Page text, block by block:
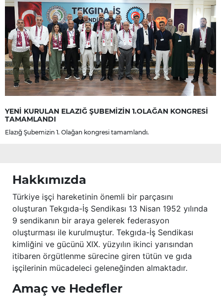
YENİ KURULAN ELAZIĞ ŞUBEMİZİN 1.OLAĞAN KONGRESİ
TAMAMLANDI
Elazığ Şubemizin 1. Olağan kongresi tamamlandı.
Hakkımızda
Türkiye işçi hareketinin önemli bir parçasını
oluşturan Tekgıda-İş Sendikası 13 Nisan 1952 yılında
9 sendikanın bir araya gelerek federasyon
oluşturması ile kurulmuştur. Tekgıda-İş Sendikası
kimliğini ve gücünü XIX. yüzyılın ikinci yarısından
itibaren örgütlenme sürecine giren tütün ve gıda
işçilerinin mücadeleci geleneğinden almaktadır.
Amaç ve Hedefler